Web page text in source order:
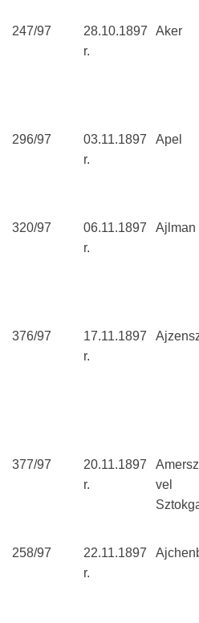
247/97
28.10.1897
r.
Aker
296/97
03.11.1897
r.
Apel
320/97
06.11.1897
r.
Ajlman
376/97
17.11.1897
r.
377/97
20.11.1897
r.
vel
258/97
22.11.1897
r.